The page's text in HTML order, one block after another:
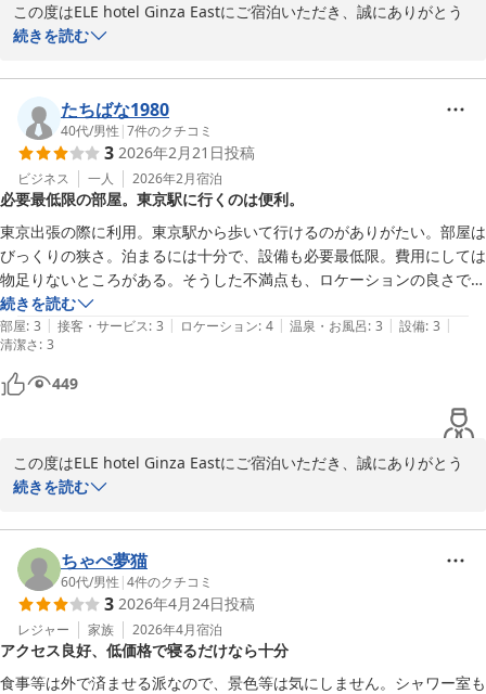
この度はELE hotel Ginza Eastにご宿泊いただき、誠にありがとう
ございました。　立地面などご満足頂いたご様子で光栄でございま
ん。　ご意見を基に、スタッフと共有し、お客様に快適にお寛ぎい
ただく様、一同　尽力を尽くしていきたいと存じます。　またのご
利用をお待ちしております。
ELE hotel Ginza East
運営責任者
ＥＬＥ ｈｏｔｅｌ Ｇｉｎｚａ Ｅａｓｔ
2026-06-12
続きを読む
たちばな1980
40代/男性 |7件のクチコミ
3 2026年2月21日投稿
ビジネス 一人 2026年2月宿泊
必要最低限の部屋。東京駅に行くのは便利。
東京出張の際に利用。東京駅から歩いて行けるのがありがたい。部屋は
びっくりの狭さ。泊まるには十分で、設備も必要最低限。費用にしては
物足りないところがある。そうした不満点も、ロケーションの良さでで
カバーできる。
続きを読む
部屋: 3 | 接客・サービス: 3 | ロケーション: 4 | 温泉・お風呂: 3 | 設備: 3 |
清潔さ: 3
449
この度はELE hotel Ginza Eastにご宿泊いただき、誠にありがとう
ございました。
ご宿泊後にいただきましたクチコミコメントを他のお客様へ大変参
考になりました。
重ねてお礼申し上げます。。
当館は八丁堀や新富町駅から徒歩圏内でございまして、東京からで
すと一駅でございます。
お散歩が好きなお客様は東京駅からも歩ける距離でございます。
続きを読む
ちゃぺ夢猫
60代/男性 |4件のクチコミ
3 2026年4月24日投稿
レジャー 家族 2026年4月宿泊
アクセス良好、低価格で寝るだけなら十分
食事等は外で済ませる派なので、景色等は気にしません。シャワー室も